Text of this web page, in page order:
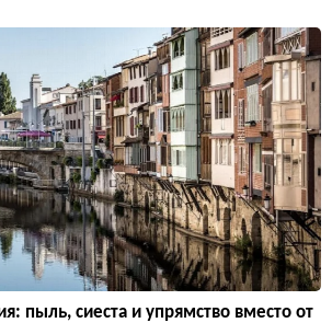
пыль, сиеста и упрямство вместо от